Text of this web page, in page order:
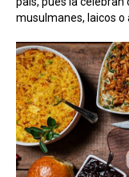
musulmanes, laicos o